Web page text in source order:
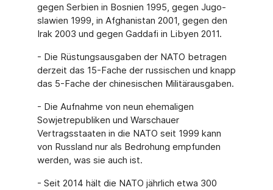
gegen Serbien in Bosnien 1995, gegen Jugo­
slawien 1999, in Afghanistan 2001, gegen den
Irak 2003 und gegen Gaddafi in Libyen 2011.
- Die Rüstungsausgaben der NATO betragen
derzeit das 15-Fache der russischen und knapp
das 5-Fache der chinesischen Militärausgaben.
- Die Aufnahme von neun ehemaligen
Sowjetrepubliken und Warschauer
Vertragsstaaten in die NATO seit 1999 kann
von Russland nur als Bedrohung empfunden
werden, was sie auch ist.
- Seit 2014 hält die NATO jährlich etwa 300